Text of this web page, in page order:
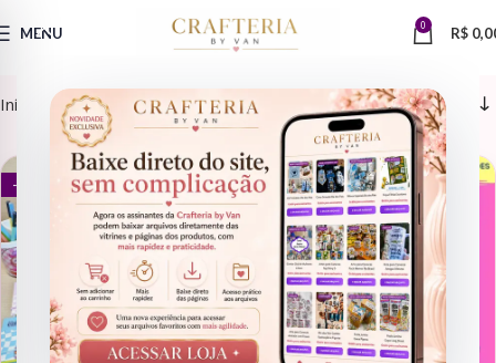
MENU 0 R$
Início Produtos marcados com a tag “planner 2025”
DATAS COMEMORATIVAS
- 90% AGENDAS
- 85%